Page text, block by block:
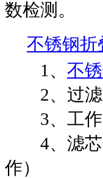
数检测。
不锈钢折
1 、 不
2、过
3、工
4、滤
作）